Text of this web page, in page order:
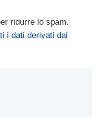
ridurre lo spam.
i dati derivati dai